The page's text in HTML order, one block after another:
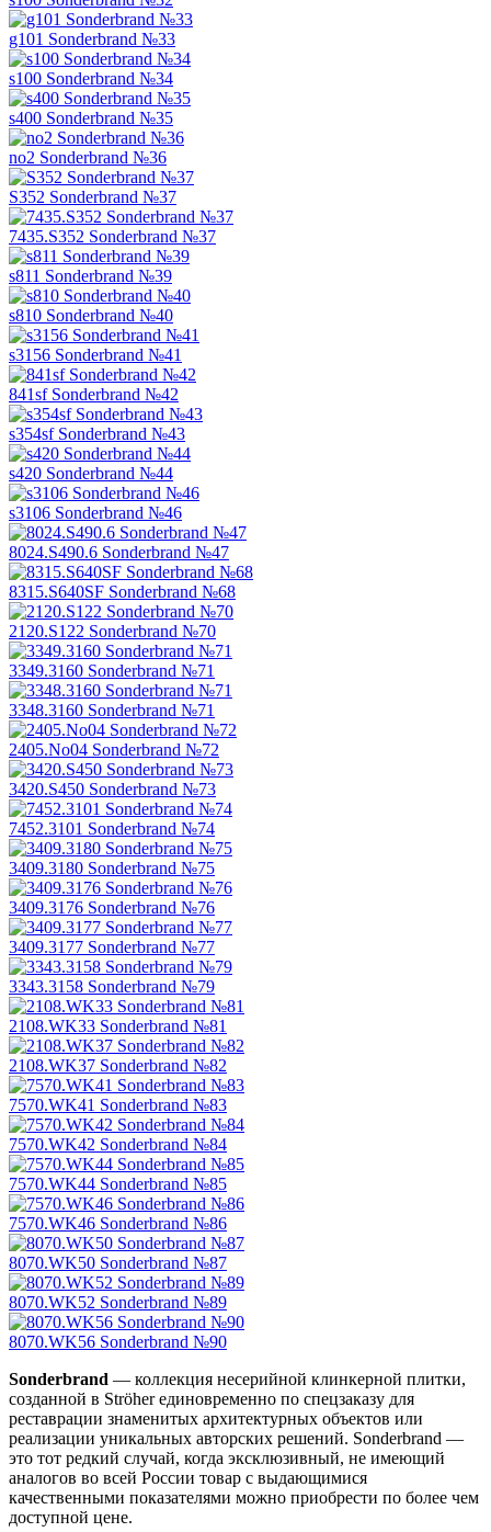
g101 Sonderbrand №33
s100 Sonderbrand №34
s400 Sonderbrand №35
no2 Sonderbrand №36
S352 Sonderbrand №37
7435.S352 Sonderbrand №37
s811 Sonderbrand №39
s810 Sonderbrand №40
s3156 Sonderbrand №41
841sf Sonderbrand №42
s354sf Sonderbrand №43
s420 Sonderbrand №44
s3106 Sonderbrand №46
8024.S490.6 Sonderbrand №47
8315.S640SF Sonderbrand №68
2120.S122 Sonderbrand №70
3349.3160 Sonderbrand №71
3348.3160 Sonderbrand №71
2405.No04 Sonderbrand №72
3420.S450 Sonderbrand №73
7452.3101 Sonderbrand №74
3409.3180 Sonderbrand №75
3409.3176 Sonderbrand №76
3409.3177 Sonderbrand №77
3343.3158 Sonderbrand №79
2108.WK33 Sonderbrand №81
2108.WK37 Sonderbrand №82
7570.WK41 Sonderbrand №83
7570.WK42 Sonderbrand №84
7570.WK44 Sonderbrand №85
7570.WK46 Sonderbrand №86
8070.WK50 Sonderbrand №87
8070.WK52 Sonderbrand №89
8070.WK56 Sonderbrand №90
Sonderbrand — коллекция несерийной клинкерной плитки,
созданной в Ströher единовременно по спецзаказу для
реставрации знаменитых архитектурных объектов или
реализации уникальных авторских решений. Sonderbrand —
это тот редкий случай, когда эксклюзивный, не имеющий
аналогов во всей России товар с выдающимися
качественными показателями можно приобрести по более чем
доступной цене.